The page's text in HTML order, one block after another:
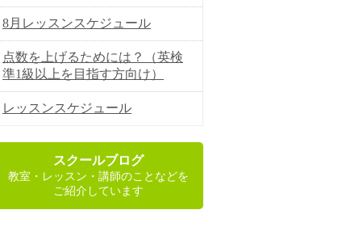
8月レッスンスケジュール
点数を上げるためには？（英検
準1級以上を目指す方向け）
レッスンスケジュール
スクールブログ
教室・レッスン・講師のことなどを
ご紹介しています